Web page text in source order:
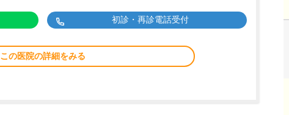
初診・再診電話受付
この医院の詳細をみる